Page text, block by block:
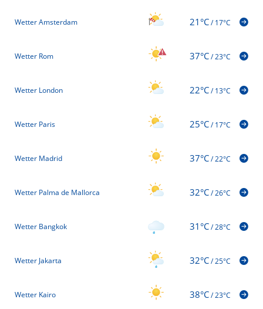
Wetter Amsterdam 21°C/17°C
Wetter Rom 37°C/23°C
Wetter London 22°C/13°C
Wetter Paris 25°C/17°C
Wetter Madrid 37°C/22°C
Wetter Palma de Mallorca 32°C/26°C
Wetter Bangkok 31°C/28°C
Wetter Jakarta 32°C/25°C
Wetter Kairo 38°C/23°C